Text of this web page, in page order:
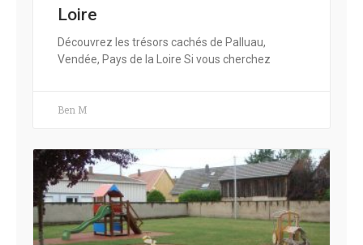
Loire
Découvrez les trésors cachés de Palluau,
Vendée, Pays de la Loire Si vous cherchez
Ben M